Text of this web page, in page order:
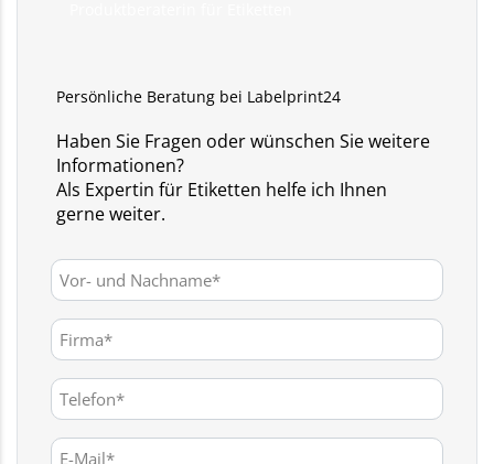
Persönliche Beratung bei Labelprint24
Haben Sie Fragen oder wünschen Sie weitere
Informationen?
Als Expertin für Etiketten helfe ich Ihnen
gerne weiter.